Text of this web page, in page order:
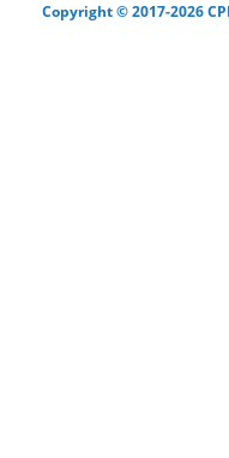
Copyright © 2017-2026